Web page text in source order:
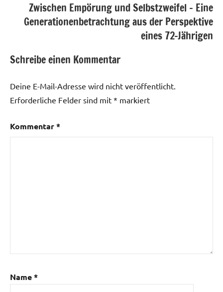
Zwischen Empörung und Selbstzweifel – Eine
Generationenbetrachtung aus der Perspektive
eines 72-Jährigen
Schreibe einen Kommentar
Deine E-Mail-Adresse wird nicht veröffentlicht.
Erforderliche Felder sind mit * markiert
Kommentar*
Name*